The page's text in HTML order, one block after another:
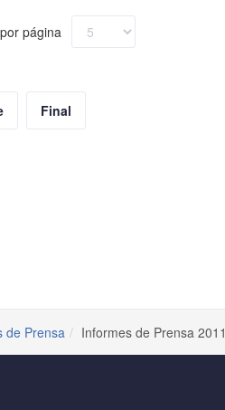
página
Final
de Prensa Informes de Prensa 2011